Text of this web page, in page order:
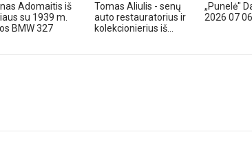
Adomaitis iš
su 1939 m.
BMW 327
Tomas Aliulis - senų
auto restauratorius ir
kolekcionierius iš...
„Punelė"
2026 07 06